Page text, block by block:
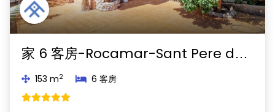
家 6 客房-Rocamar-Sant Pere de Ribes
153 m2 6 客房